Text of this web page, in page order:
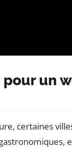
un
certaines